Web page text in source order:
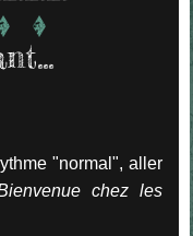
"normal", aller
chez les